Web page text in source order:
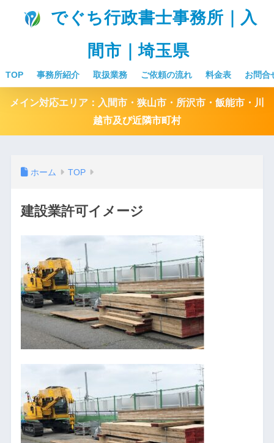
でぐち行政書士事務所｜入
間市｜埼玉県
TOP 事務所紹介 取扱業務 ご依頼の流れ 料金表 お問合
メイン対応エリア：入間市・狭山市・所沢市・飯能市・川
越市及び近隣市町村
ホーム TOP
建設業許可イメージ